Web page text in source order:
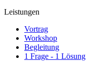
Leistungen
Vortrag
Workshop
Begleitung
1 Frage - 1 Lösung